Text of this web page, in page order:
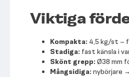
Viktiga
Kompakta: 4,5 kg/st –
Stadiga: fast känsla i
Skönt grepp: Ø38 mm
Mångsidiga: nybörjare